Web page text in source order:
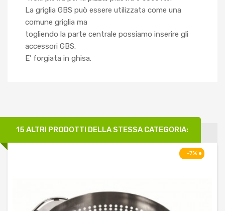
La griglia GBS può essere utilizzata come una
comune griglia ma
togliendo la parte centrale possiamo inserire gli
accessori GBS.
E’ forgiata in ghisa.
15 ALTRI PRODOTTI DELLA STESSA CATEGORIA:
-7%